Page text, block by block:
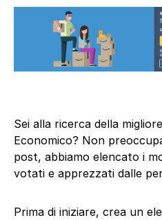
Sei alla ricerca della
Economico? Non
post, abbiamo elencato i
votati e apprezzati dalle
Prima di iniziare, crea un